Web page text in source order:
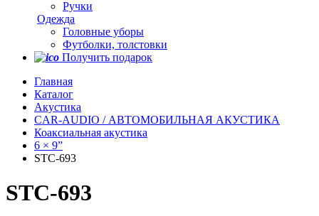
Ручки
Одежда
Головные уборы
Футболки, толстовки
Получить подарок
Главная
Каталог
Акустика
CAR-AUDIO / АВТОМОБИЛЬНАЯ АКУСТИКА
Коаксиальная акустика
6 × 9”
STC-693
STC-693